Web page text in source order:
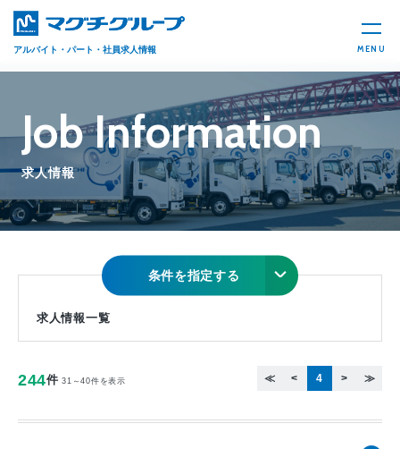
アルバイト・パート・社員求人情報 MENU
Job Information
求人情報
条件を指定する
求人情報一覧
244件 31～40件を表示 ≪ < 4 > ≫